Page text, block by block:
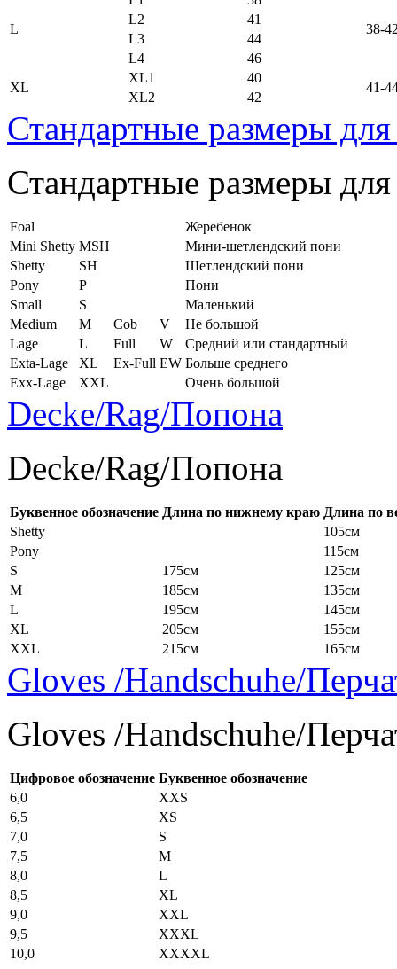
L
38-
L2
41
L3
44
L4
46
XL
XL1 40
41-
XL2 42
Стандартные размеры
Стандартные размеры
Foal
Жеребенок
Mini Shetty MSH
Мини-шетлендский пони
Shetty
SH
Шетлендский пони
Pony
P
Пони
Small
S
Маленький
Medium
M Cob V
Не большой
Lage
L Full W
Средний или стандартный
Exta-Lage
XL Ex-Full EW Больше среднего
Exx-Lage
XXL Очень большой
Decke/Rag/Попона
Decke/Rag/Попона
Буквенное обозначение Длина по нижнему краю Длина по
Shetty
105см
Pony
115см
S
175см
125см
M
185см
135см
L
195см
145см
XL
205см
155см
XXL
215см 165см
Gloves /Handschuhe/
Gloves /Handschuhe/
Цифровое обозначение Буквенное обозначение
6,0
XXS
6,5
XS
7,0
S
7,5
M
8,0
L
8,5
XL
9,0
XXL
9,5
XXXL
10,0
XXXXL